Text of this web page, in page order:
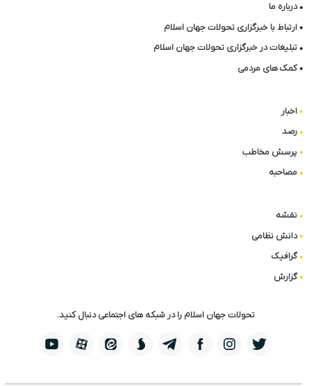
درباره ما
ارتباط با خبرگزاری تحولات جهان اسلام
تبلیغات در خبرگزاری تحولات جهان اسلام
کمک های مردمی
اخبار
رصد
پرسش مخاطب
مصاحبه
نقشه
دانش نظامی
گرافیک
گزارش
تحولات جهان اسلام را در شبکه های اجتماعی دنبال کنید.